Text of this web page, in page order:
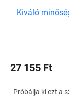
Kiváló
27 155 Ft
Próbálja ki ezt a